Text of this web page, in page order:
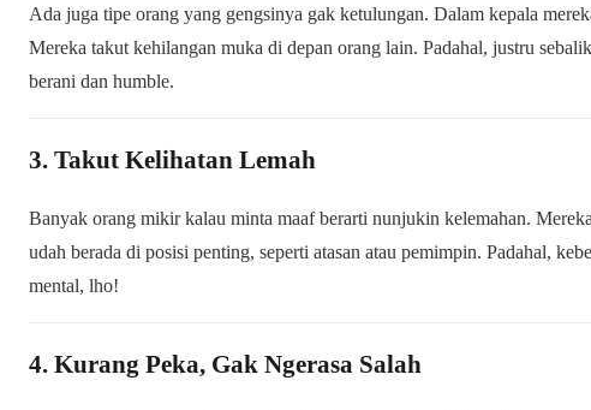
Ada juga tipe orang yang gengsinya gak ketulungan. Dalam kepala
Mereka takut kehilangan muka di depan orang lain. Padahal, justru
berani dan humble.
3. Takut Kelihatan Lemah
Banyak orang mikir kalau minta maaf berarti nunjukin kelemahan.
udah berada di posisi penting, seperti atasan atau pemimpin. Padahal,
mental, lho!
4. Kurang Peka, Gak Ngerasa Salah